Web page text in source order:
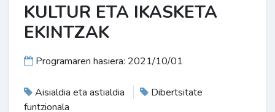
KULTUR ETA IKASKETA
EKINTZAK
Programaren hasiera: 2021/10/01
Aisialdia eta astialdia
Dibertsitate
funtzionala